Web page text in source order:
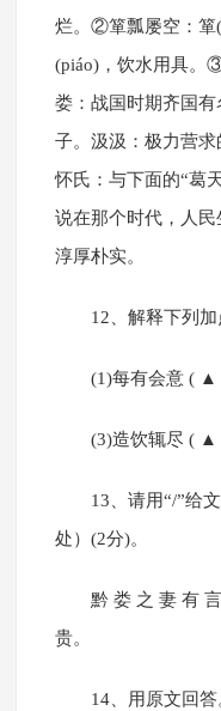
烂。②箪瓢屡空：箪
(piáo)，饮水用具。
娄：战国时期齐国
子。汲汲：极力营
怀氏：与下面的“葛
说在那个时代，人
淳厚朴实。
12、解释下列
(1)每有会意 (
(3)造饮辄尽 (
13、请用“/”给
处）(2分)。
黔 娄 之 妻 有
贵。
14、用原文回